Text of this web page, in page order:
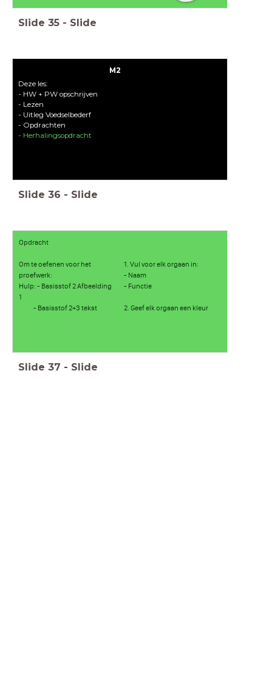
Slide 35 - Slide
M2
Deze les:
- HW + PW opschrijven
- Lezen
- Uitleg Voedselbederf
- Opdrachten
- Herhalingsopdracht
Slide 36 - Slide
Opdracht
Om te oefenen voor het
proefwerk:
Hulp: - Basisstof 2 Afbeelding
1
- Basisstof 2+3 tekst
1. Vul voor elk orgaan in:
- Naam
- Functie
2. Geef elk orgaan een kleur
Slide 37 - Slide